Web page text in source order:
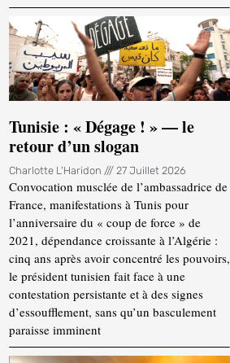
Tunisie : « Dégage ! » — le
retour d’un slogan
Charlotte L'Haridon 27 Juillet 2026
Convocation musclée de l’ambassadrice de
France, manifestations à Tunis pour
l’anniversaire du « coup de force » de
2021, dépendance croissante à l’Algérie :
cinq ans après avoir concentré les pouvoirs,
le président tunisien fait face à une
contestation persistante et à des signes
d’essoufflement, sans qu’un basculement
paraisse imminent